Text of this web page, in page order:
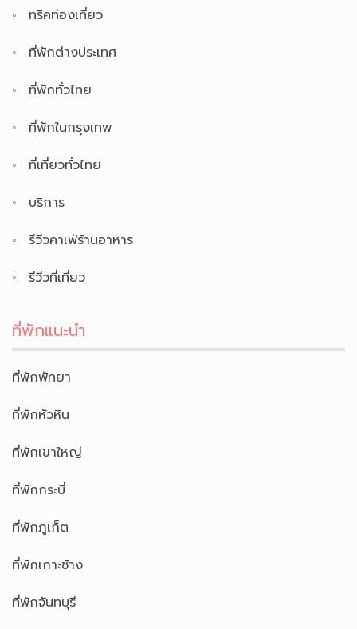
ทริคท่องเที่ยว
ที่พักต่างประเทศ
ที่พักทั่วไทย
ที่พักในกรุงเทพ
ที่เที่ยวทั่วไทย
บริการ
รีวีวคาเฟ่ร้านอาหาร
รีวีวที่เที่ยว
ที่พักแนะนำ
ที่พักพัทยา
ที่พักหัวหิน
ที่พักเขาใหญ่
ที่พักกระบี่
ที่พักภูเก็ต
ที่พักเกาะช้าง
ที่พักจันทบุรี